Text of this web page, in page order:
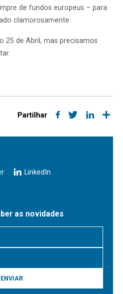
de fundos europeus – para
clamorosamente.
25 de Abril, mas precisamos
Partilhar
LinkedIn
as novidades
ENVIAR